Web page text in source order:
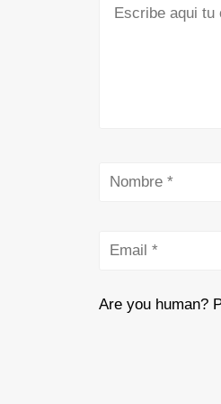
Are you human?